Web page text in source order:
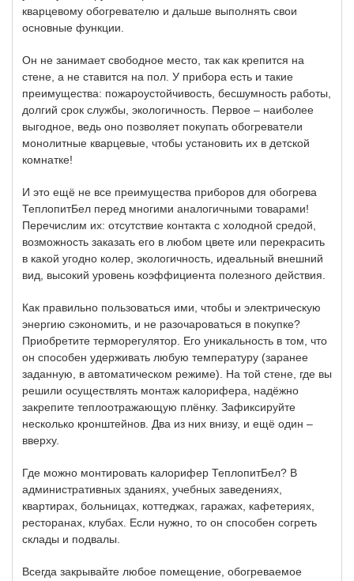
кварцевому обогревателю и дальше выполнять свои
основные функции.
Он не занимает свободное место, так как крепится на
стене, а не ставится на пол. У прибора есть и такие
преимущества: пожароустойчивость, бесшумность работы,
долгий срок службы, экологичность. Первое – наиболее
выгодное, ведь оно позволяет покупать обогреватели
монолитные кварцевые, чтобы установить их в детской
комнатке!
И это ещё не все преимущества приборов для обогрева
ТеплопитБел перед многими аналогичными товарами!
Перечислим их: отсутствие контакта с холодной средой,
возможность заказать его в любом цвете или перекрасить
в какой угодно колер, экологичность, идеальный внешний
вид, высокий уровень коэффициента полезного действия.
Как правильно пользоваться ими, чтобы и электрическую
энергию сэкономить, и не разочароваться в покупке?
Приобретите терморегулятор. Его уникальность в том, что
он способен удерживать любую температуру (заранее
заданную, в автоматическом режиме). На той стене, где вы
решили осуществлять монтаж калорифера, надёжно
закрепите теплоотражающую плёнку. Зафиксируйте
несколько кронштейнов. Два из них внизу, и ещё один –
вверху.
Где можно монтировать калорифер ТеплопитБел? В
административных зданиях, учебных заведениях,
квартирах, больницах, коттеджах, гаражах, кафетериях,
ресторанах, клубах. Если нужно, то он способен согреть
склады и подвалы.
Всегда закрывайте любое помещение, обогреваемое